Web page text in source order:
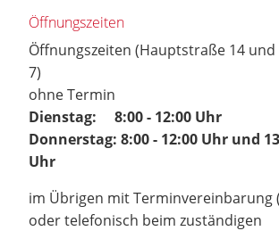
Öffnungszeiten
Öffnungszeiten (Hauptstraße 14
7)
ohne Termin
Dienstag: 8:00 - 12:00 Uhr
Donnerstag: 8:00 - 12:00 Uhr und
Uhr
im Übrigen mit Terminvereinbarung
oder telefonisch beim zuständigen